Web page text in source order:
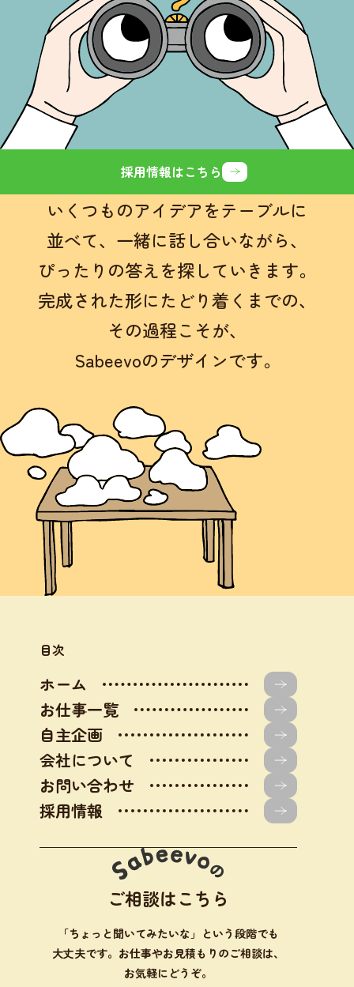
採用情報はこちら
いくつものアイデアをテーブルに
並べて、 一緒に話し合いながら、
ぴったりの答えを探していきます。
完成された形にたどり着くまでの、
その過程こそが、
Sabeevoのデザインです。
目次
ホーム
お仕事一覧
自主企画
会社について
お問い合わせ
採用情報
ご相談はこちら
「ちょっと聞いてみたいな」という段階でも
大丈夫です。お仕事やお見積もりのご相談は、
お気軽にどうぞ。